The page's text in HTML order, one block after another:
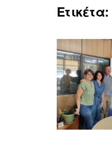
Ετικέτα: